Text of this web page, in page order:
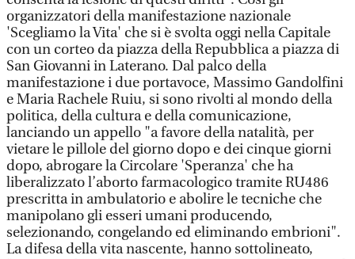
organizzatori della manifestazione nazionale
'Scegliamo la Vita' che si è svolta oggi nella Capitale
con un corteo da piazza della Repubblica a piazza di
San Giovanni in Laterano. Dal palco della
manifestazione i due portavoce, Massimo Gandolfini
e Maria Rachele Ruiu, si sono rivolti al mondo della
politica, della cultura e della comunicazione,
lanciando un appello "a favore della natalità, per
vietare le pillole del giorno dopo e dei cinque giorni
dopo, abrogare la Circolare 'Speranza' che ha
liberalizzato l’aborto farmacologico tramite RU486
prescritta in ambulatorio e abolire le tecniche che
manipolano gli esseri umani producendo,
selezionando, congelando ed eliminando embrioni".
La difesa della vita nascente, hanno sottolineato,